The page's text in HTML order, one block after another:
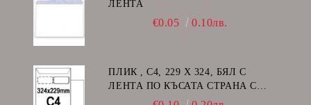
ЛЕНТА
€0.05 0.10лв.
ПЛИК , C4, 229 Х 324, БЯЛ С
ЛЕНТА ПО КЪСАТА СТРАНА С
ДЕСЕН ПРОЗОРЕЦ